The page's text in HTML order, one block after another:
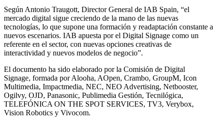
Según Antonio Traugott, Director General de IAB Spain, “el
mercado digital sigue creciendo de la mano de las nuevas
tecnologías, lo que supone una formación y readaptación constante a
nuevos escenarios. IAB apuesta por el Digital Signage como un
referente en el sector, con nuevas opciones creativas de
interactividad y nuevos modelos de negocio”.
El documento ha sido elaborado por la Comisión de Digital
Signage, formada por Alooha, AOpen, Crambo, GroupM, Icon
Multimedia, Impactmedia, NEC, NEO Advertising, Netbooster,
Ogilvy, OJD, Panasonic, Publimedia Gestión, Tecnilógica,
TELEFÓNICA ON THE SPOT SERVICES, TV3, Verybox,
Vision Robotics y Vivocom.